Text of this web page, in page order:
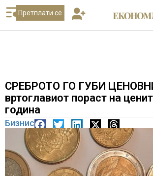
Претплати се
СРЕБРОТО ГО ГУБИ
вртоглавиот пораст на
година
Бизнис